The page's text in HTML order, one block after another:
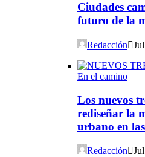
Ciudades
futuro de la
Redacción
En el camino
Los nuevos
rediseñar la
urbano en
Redacción